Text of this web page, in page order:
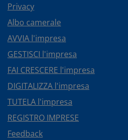
Privacy
Albo camerale
AVVIA l'impresa
GESTISCI l'impresa
FAI CRESCERE l'impresa
DIGITALIZZA l'impresa
TUTELA l'impresa
REGISTRO IMPRESE
Feedback